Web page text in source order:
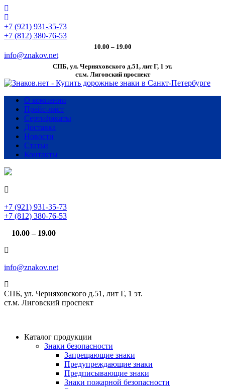
+7 (921) 931-35-73
+7 (812) 380-76-53
10.00 – 19.00
info@znakov.net
СПБ, ул. Черняховского д.51, лит Г, 1 эт.
cт.м. Лиговский проспект
О компании
Прайс-лист
Сертификаты
Доставка
Новости
Статьи
Контакты
+7 (921) 931-35-73
+7 (812) 380-76-53
10.00 – 19.00
info@znakov.net
СПБ, ул. Черняховского д.51, лит Г, 1 эт.
cт.м. Лиговский проспект
Каталог продукции
Знаки безопасности
Запрещающие знаки
Предупреждающие знаки
Предписывающие знаки
Знаки пожарной безопасности